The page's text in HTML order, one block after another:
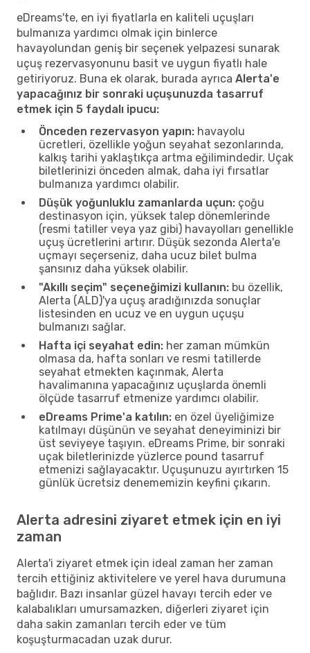
eDreams'te, en iyi fiyatlarla en kaliteli uçuşları
bulmanıza yardımcı olmak için binlerce
havayolundan geniş bir seçenek yelpazesi sunarak
uçuş rezervasyonunu basit ve uygun fiyatlı hale
getiriyoruz. Buna ek olarak, burada ayrıca Alerta'e
yapacağınız bir sonraki uçuşunuzda tasarruf
etmek için 5 faydalı ipucu:
Önceden rezervasyon yapın: havayolu
ücretleri, özellikle yoğun seyahat sezonlarında,
kalkış tarihi yaklaştıkça artma eğilimindedir. Uçak
biletlerinizi önceden almak, daha iyi fırsatlar
bulmanıza yardımcı olabilir.
Düşük yoğunluklu zamanlarda uçun: çoğu
destinasyon için, yüksek talep dönemlerinde
(resmi tatiller veya yaz gibi) havayolları genellikle
uçuş ücretlerini artırır. Düşük sezonda Alerta'e
uçmayı seçerseniz, daha ucuz bilet bulma
şansınız daha yüksek olabilir.
"Akıllı seçim" seçeneğimizi kullanın: bu özellik,
Alerta (ALD)'ya uçuş aradığınızda sonuçlar
listesinden en ucuz ve en uygun uçuşu
bulmanızı sağlar.
Hafta içi seyahat edin: her zaman mümkün
olmasa da, hafta sonları ve resmi tatillerde
seyahat etmekten kaçınmak, Alerta
havalimanına yapacağınız uçuşlarda önemli
ölçüde tasarruf etmenize yardımcı olabilir.
eDreams Prime'a katılın: en özel üyeliğimize
katılmayı düşünün ve seyahat deneyiminizi bir
üst seviyeye taşıyın. eDreams Prime, bir sonraki
uçak biletlerinizde yüzlerce pound tasarruf
etmenizi sağlayacaktır. Uçuşunuzu ayırtırken 15
günlük ücretsiz denememizin keyfini çıkarın.
Alerta adresini ziyaret etmek için en iyi
zaman
Alerta'i ziyaret etmek için ideal zaman her zaman
tercih ettiğiniz aktivitelere ve yerel hava durumuna
bağlıdır. Bazı insanlar güzel havayı tercih eder ve
kalabalıkları umursamazken, diğerleri ziyaret için
daha sakin zamanları tercih eder ve tüm
koşuşturmacadan uzak durur.